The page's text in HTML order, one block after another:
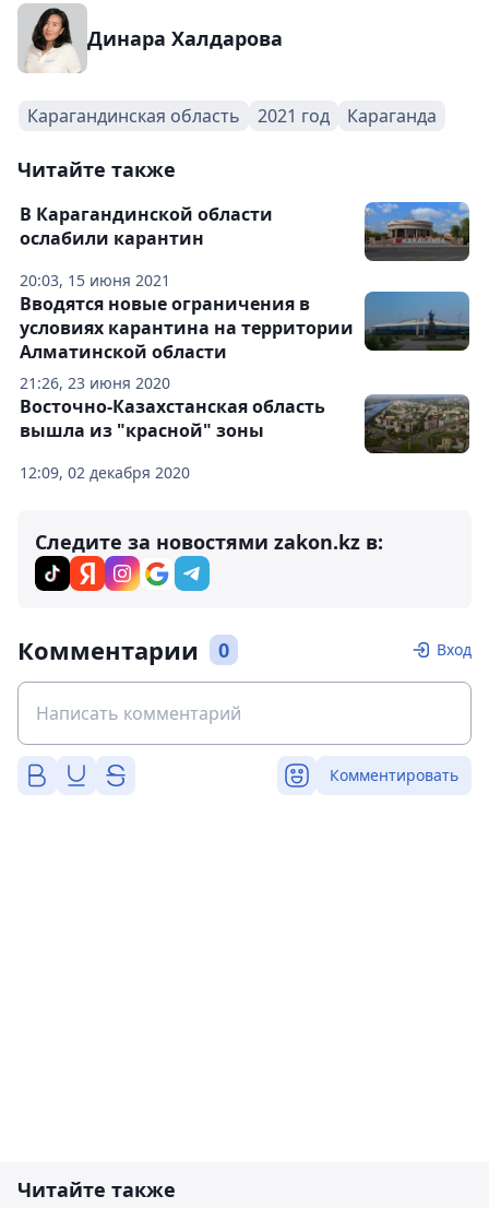
Динара Халдарова
Карагандинская область 2021 год Караганда
Читайте также
20:03, 15 июня 2021
В Карагандинской области
ослабили карантин
21:26, 23 июня 2020
Вводятся новые ограничения в
условиях карантина на территории
Алматинской области
12:09, 02 декабря 2020
Восточно-Казахстанская область
вышла из "красной" зоны
Следите за новостями zakon.kz в:
Комментарии 0 Вход
Комментировать
Читайте также